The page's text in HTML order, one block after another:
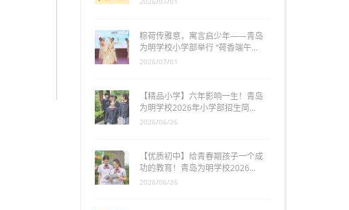
粽荷传雅意，寓言启少年——青岛
为明学校小学部举行 “荷香端午…
2026/07/01
【精品小学】六年影响一生！青岛
为明学校2026年小学部招生简…
2026/06/26
【优质初中】给青春期孩子一个成
功的教育！青岛为明学校2026…
2026/06/26